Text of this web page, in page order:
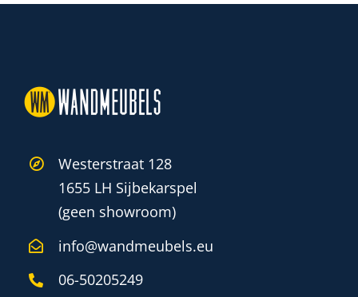
Westerstraat 128
1655 LH Sijbekarspel
(geen showroom)
info@wandmeubels.eu
06-50205249